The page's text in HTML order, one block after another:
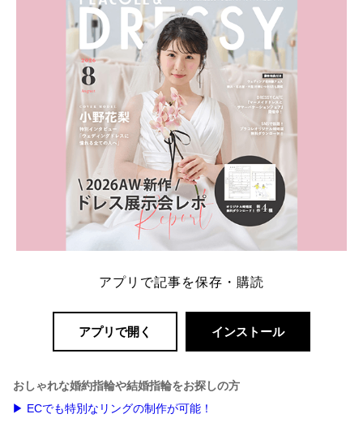
一番お得？」「プラコレの特典は？」といった疑問も
解決します。 まずは診断で候補を絞れる「ウェディ
ング診断」か、体験型 […]
続きを読む
アプリで記事を保存・購読
アプリで開く インストール
おしゃれな婚約指輪や結婚指輪をお探しの方
▶ ECでも特別なリングの制作が可能！